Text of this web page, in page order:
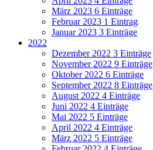
März 2023 6 Einträge
Februar 2023 1 Eintrag
Januar 2023 3 Einträge
2022
Dezember 2022 3 Einträge
November 2022 9 Einträge
Oktober 2022 6 Einträge
September 2022 8 Einträge
August 2022 4 Einträge
Juni 2022 4 Einträge
Mai 2022 5 Einträge
April 2022 4 Einträge
März 2022 5 Einträge